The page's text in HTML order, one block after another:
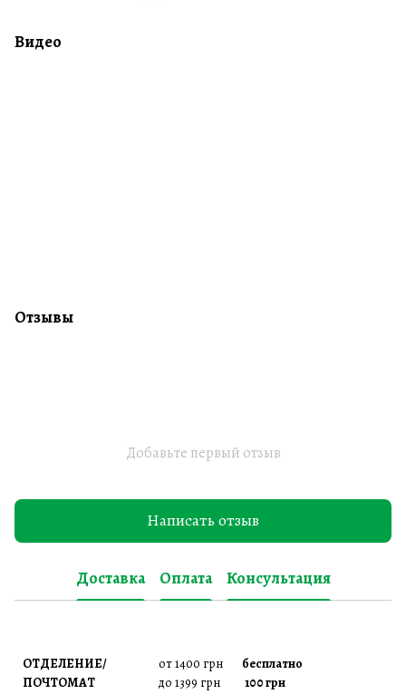
Видео
Отзывы
Добавьте первый отзыв
Написать отзыв
Доставка Оплата Консультация
ОТДЕЛЕНИЕ/ от 1400 грн бесплатно
ПОЧТОМАТ до 1399 грн 100 грн